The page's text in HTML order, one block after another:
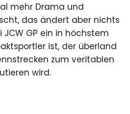
mehr Drama und
das ändert aber nichts
GP ein in höchstem
ist, der überland
zum veritablen
wird.